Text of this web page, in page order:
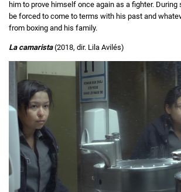
him to prove himself once again as a fighter. During
be forced to come to terms with his past and
from boxing and his family.
La camarista(2018, dir. Lila Avilés)